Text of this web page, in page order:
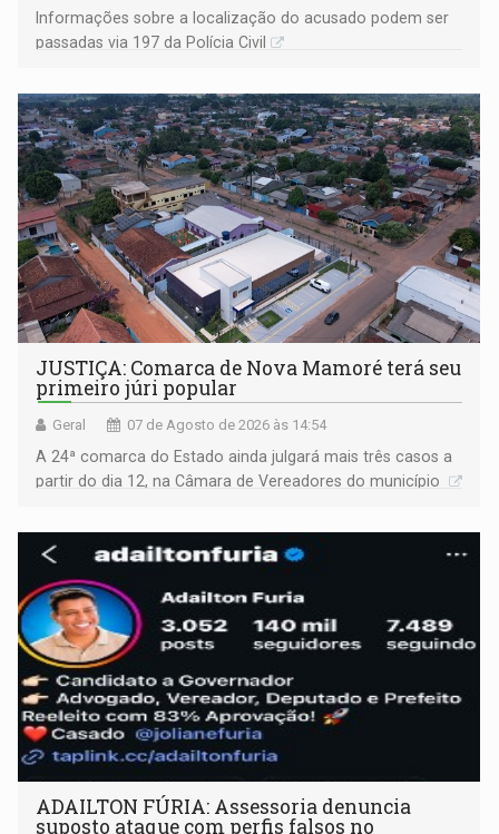
Informações sobre a localização do acusado podem ser
passadas via 197 da Polícia Civil
JUSTIÇA: Comarca de Nova Mamoré terá seu
primeiro júri popular
Geral 07 de Agosto de 2026 às 14:54
A 24ª comarca do Estado ainda julgará mais três casos a
partir do dia 12, na Câmara de Vereadores do município
ADAILTON FÚRIA: Assessoria denuncia
suposto ataque com perfis falsos no